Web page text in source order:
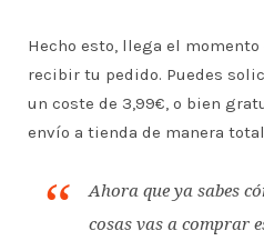
Hecho esto, llega el
recibir tu pedido. Puedes
un coste de 3,99€, o bien
envío a tienda de manera
Ahora que ya sabes
cosas vas a comprar